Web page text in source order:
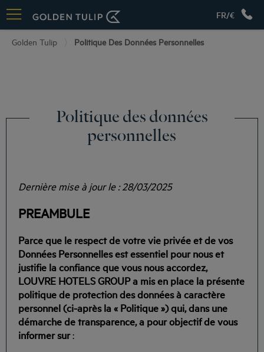
FR/€
Golden Tulip Politique Des Données Personnelles
Politique des données
personnelles
Dernière mise à jour le : 28/03/2025
PREAMBULE
Parce que le respect de votre vie privée et de vos
Données Personnelles est essentiel pour nous et
justifie la confiance que vous nous accordez,
LOUVRE HOTELS GROUPa mis en place la présente
politique de protection des données à caractère
personnel (ci-après la « Politique ») qui, dans une
démarche de transparence, a pour objectif de vous
informer sur: